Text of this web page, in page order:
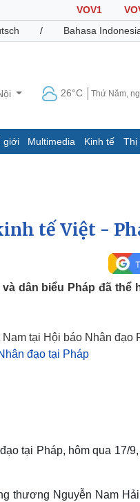
VOV1
/ Bahasa
26°C Thứ Năm,
giới Multimedia Kinh tế Thị
ấn VOV
sự - Quốc phòng
tích
Thể
Thế
Di
tế Việt -
dân biểu Pháp đã
tại Hội báo Nhân đạo
đạo tại Pháp
tại Pháp, hôm qua 17/
thương Nguyễn Nam